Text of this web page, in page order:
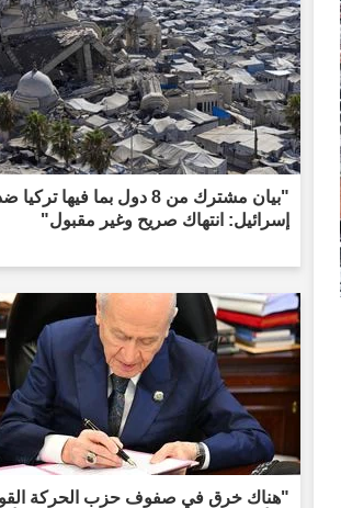
"بيان مشترك من 8 دول بما فيها تركيا
إسرائيل: انتهاك صريح وغير مقبول"
"هناك خرق في صفوف حزب الحركة